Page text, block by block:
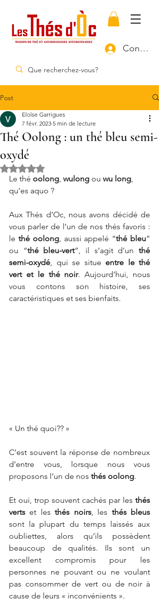
Post
Thé Oolong : un thé bleu semi-
oxydé
Eloïse Garrigues
7 févr. 2023 5 min de lecture
Noté NaN étoiles sur 5.
Le thé oolong, wulong ou wu long,
qu’es aquo ?
Aux Thés d’Oc, nous avons décidé de
vous parler de l’un de nos thés favoris :
le thé oolong, aussi appelé “thé bleu”
ou “thé bleu-vert”, il s’agit d’un thé
semi-oxydé, qui se situe entre le thé
vert et le thé noir. Aujourd’hui, nous
vous contons son histoire, ses
caractéristiques et ses bienfaits.
« Un thé quoi?? »
C’est souvent la réponse de nombreux
d’entre vous, lorsque nous vous
proposons l’un de nos thés oolong.
Et oui, trop souvent cachés par les thés
verts et les thés noirs, les thés bleus
sont la plupart du temps laissés aux
oubliettes, alors qu’ils possèdent
beaucoup de qualités. Ils sont un
excellent compromis pour les
personnes ne pouvant ou ne voulant
pas consommer de vert ou de noir à
cause de leurs « inconvénients ».